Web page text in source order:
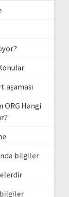
ORG Hangi
bilgiler